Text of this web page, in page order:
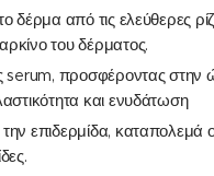
δέρμα από τις ελεύθερες
του δέρματος.
serum, προσφέροντας στην
και ενυδάτωση
επιδερμίδα, καταπολεμά